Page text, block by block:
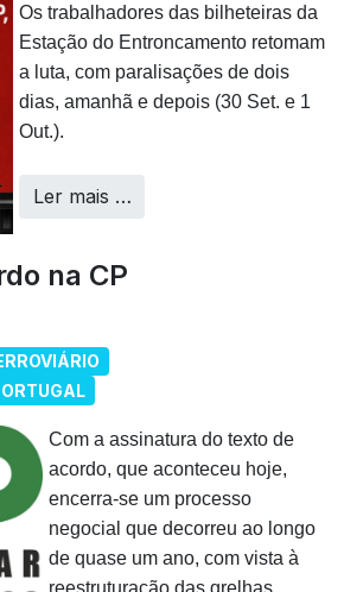
Os trabalhadores das bilheteiras da
Estação do Entroncamento retomam
a luta, com paralisações de dois
dias, amanhã e depois (30 Set. e 1
Out.).
Ler mais …
na CP
Com a assinatura do texto de
acordo, que aconteceu hoje,
encerra-se um processo
negocial que decorreu ao longo
de quase um ano, com vista à
reestruturação das grelhas